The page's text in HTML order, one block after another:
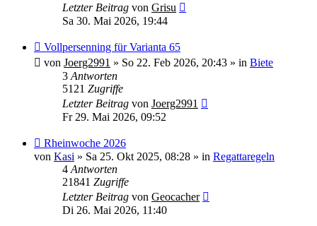
Letzter Beitrag von Grisu
Sa 30. Mai 2026, 19:44
Neuer
Beitrag
Vollpersenning für Varianta 65
von Joerg2991 » So 22. Feb 2026, 20:43 » in Biete
3 Antworten
5121 Zugriffe
Letzter Beitrag von Joerg2991
Fr 29. Mai 2026, 09:52
Neuer
Beitrag
Rheinwoche 2026
von Kasi » Sa 25. Okt 2025, 08:28 » in Regattaregeln
4 Antworten
21841 Zugriffe
Letzter Beitrag von Geocacher
Di 26. Mai 2026, 11:40